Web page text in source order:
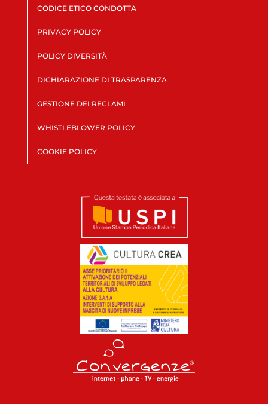
CODICE ETICO CONDOTTA
PRIVACY POLICY
POLICY DIVERSITÀ
DICHIARAZIONE DI TRASPARENZA
GESTIONE DEI RECLAMI
WHISTLEBLOWER POLICY
COOKIE POLICY